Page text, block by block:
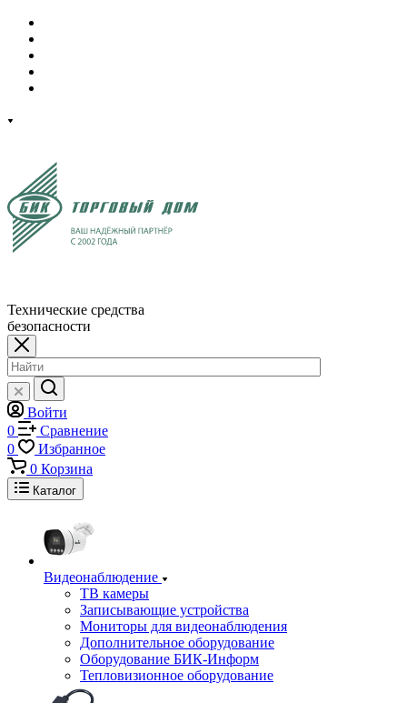
Технические средства
безопасности
Войти
0
Сравнение
0
Избранное
0 Корзина
Каталог
Видеонаблюдение
ТВ камеры
Записывающие устройства
Мониторы для видеонаблюдения
Дополнительное оборудование
Оборудование БИК-Информ
Тепловизионное оборудование